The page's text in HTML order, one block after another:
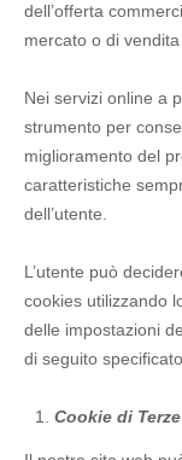
dell’offerta
mercato o di vendita
Nei servizi online a
strumento per
miglioramento del
caratteristiche
dell’utente.
L’utente può
cookies utilizzando
delle impostazioni
di seguito specificato.
Cookie di